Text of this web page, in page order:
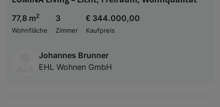
77,8 m2
Wohnfläche
3
Zimmer
€ 344.000,00
Kaufpreis
Johannes Brunner
EHL Wohnen GmbH